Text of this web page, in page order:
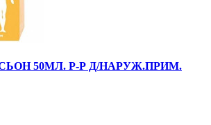
50МЛ. Р-Р Д/НАРУЖ.ПРИМ.